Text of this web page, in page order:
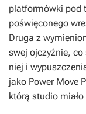
platformówki pod
poświęconego
Druga z
swej ojczyźnie, co
niej i
jako Power Move
którą studio